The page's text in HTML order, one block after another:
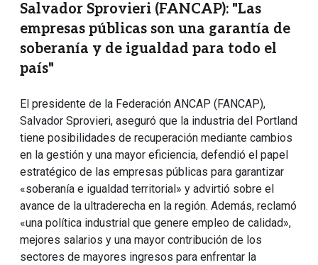
Salvador Sprovieri (FANCAP): "Las
empresas públicas son una garantía de
soberanía y de igualdad para todo el
país"
El presidente de la Federación ANCAP (FANCAP),
Salvador Sprovieri, aseguró que la industria del Portland
tiene posibilidades de recuperación mediante cambios
en la gestión y una mayor eficiencia, defendió el papel
estratégico de las empresas públicas para garantizar
«soberanía e igualdad territorial» y advirtió sobre el
avance de la ultraderecha en la región. Además, reclamó
«una política industrial que genere empleo de calidad»,
mejores salarios y una mayor contribución de los
sectores de mayores ingresos para enfrentar la